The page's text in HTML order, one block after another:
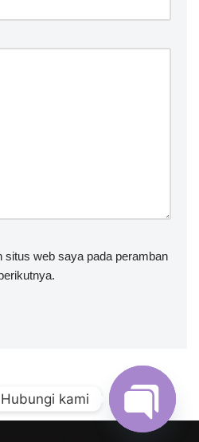
situs web saya pada peramban
Hubungi kami